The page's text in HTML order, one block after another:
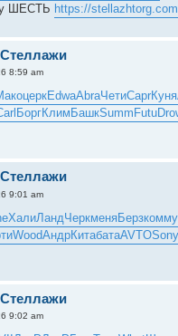
ШЕСТЬ https://
8:59 am
церкEdwaAbraЧетиCaprКуня
БоргКлим БашкSumm Futu
9:01 am
ХалиЛандЧеркменяБерзкомм
WoodАндрКитабатаAVTOSony
9:02 am